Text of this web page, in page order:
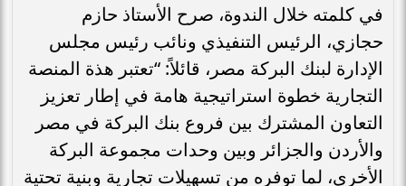
في كلمته خلال الندوة، صرح الأستاذ حازم
حجازي، الرئيس التنفيذي ونائب رئيس مجلس
الإدارة لبنك البركة مصر، قائلاً: “تعتبر هذة المنصة
التجارية خطوة استراتيجية هامة في إطار تعزيز
التعاون المشترك بين فروع بنك البركة في مصر
والأردن والجزائر وبين وحدات مجموعة البركة
الأخرى، لما توفره من تسهيلات تجارية وبنية تحتية